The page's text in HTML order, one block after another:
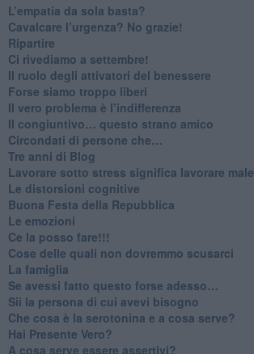
​L’empatia da sola basta?
​Cavalcare l’urgenza? No grazie!
Ripartire
​Ci rivediamo a settembre!
​Il ruolo degli attivatori del benessere
​Forse siamo troppo liberi
​Il vero problema è l’indifferenza
​Il congiuntivo… questo strano amico
​Circondati di persone che…
​Tre anni di Blog
​Lavorare sotto stress significa lavorare male
​Le distorsioni cognitive
​Buona Festa della Repubblica
Le emozioni
​Ce la posso fare!!!
​Cose delle quali non dovremmo scusarci
​La famiglia
​Se avessi fatto questo forse adesso…
​Sii la persona di cui avevi bisogno
Che cosa è la serotonina e a cosa serve?
​Hai Presente Vero?
A cosa serve essere assertivi?